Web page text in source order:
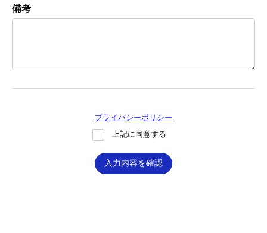
備考
プライバシーポリシー
上記に同意する
入力内容を確認